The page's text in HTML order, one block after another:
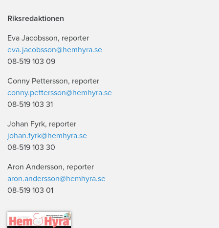
Riksredaktionen
Eva Jacobsson, reporter
eva.jacobsson@hemhyra.se
08-519 103 09
Conny Pettersson, reporter
conny.pettersson@hemhyra.se
08-519 103 31
Johan Fyrk, reporter
johan.fyrk@hemhyra.se
08-519 103 30
Aron Andersson, reporter
aron.andersson@hemhyra.se
08-519 103 01